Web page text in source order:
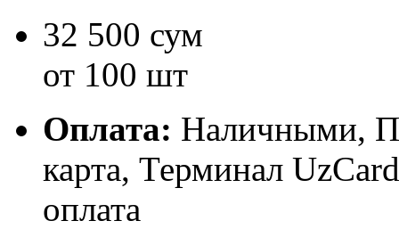
32 500 сум
от 100 шт
Оплата: Наличными,
карта, Терминал
оплата